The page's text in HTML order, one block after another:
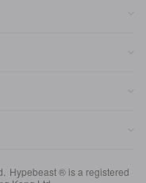
Investment Disclaimer